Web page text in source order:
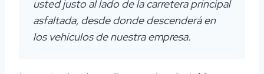
usted justo al lado de la carretera principal
asfaltada, desde donde descenderá en
los vehículos de nuestra empresa.